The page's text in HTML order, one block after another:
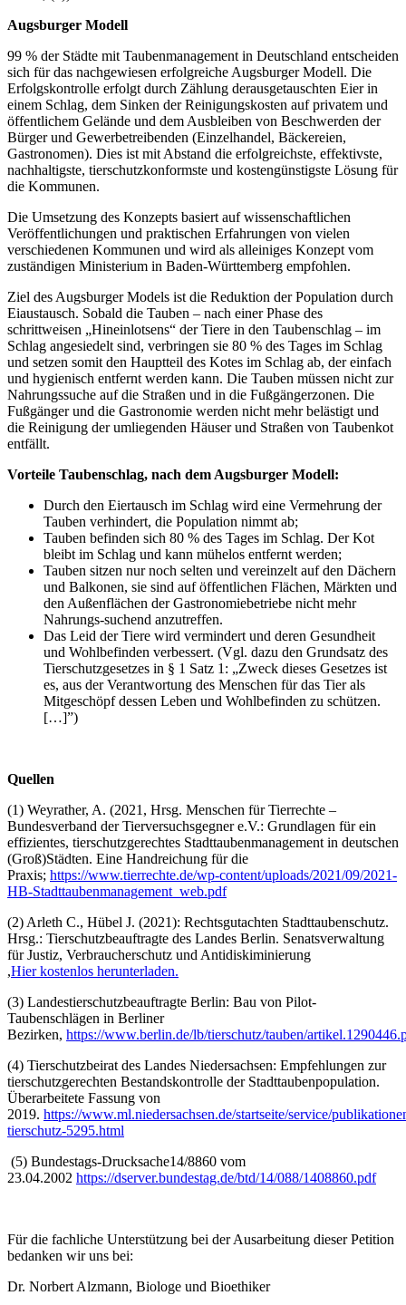
Augsburger Modell
99 % der Städte mit Taubenmanagement in Deutschland entscheiden
sich für das nachgewiesen erfolgreiche Augsburger Modell. Die
Erfolgskontrolle erfolgt durch Zählung derausgetauschten Eier in
einem Schlag, dem Sinken der Reinigungskosten auf privatem und
öffentlichem Gelände und dem Ausbleiben von Beschwerden der
Bürger und Gewerbetreibenden (Einzelhandel, Bäckereien,
Gastronomen). Dies ist mit Abstand die erfolgreichste, effektivste,
nachhaltigste, tierschutzkonformste und kostengünstigste Lösung für
die Kommunen.
Die Umsetzung des Konzepts basiert auf wissenschaftlichen
Veröffentlichungen und praktischen Erfahrungen von vielen
verschiedenen Kommunen und wird als alleiniges Konzept vom
zuständigen Ministerium in Baden-Württemberg empfohlen.
Ziel des Augsburger Models ist die Reduktion der Population durch
Eiaustausch. Sobald die Tauben – nach einer Phase des
schrittweisen „Hineinlotsens“ der Tiere in den Taubenschlag – im
Schlag angesiedelt sind, verbringen sie 80 % des Tages im Schlag
und setzen somit den Hauptteil des Kotes im Schlag ab, der einfach
und hygienisch entfernt werden kann. Die Tauben müssen nicht zur
Nahrungssuche auf die Straßen und in die Fußgängerzonen. Die
Fußgänger und die Gastronomie werden nicht mehr belästigt und
die Reinigung der umliegenden Häuser und Straßen von Taubenkot
entfällt.
Vorteile Taubenschlag, nach dem Augsburger Modell:
Durch den Eiertausch im Schlag wird eine Vermehrung der
Tauben verhindert, die Population nimmt ab;
Tauben befinden sich 80 % des Tages im Schlag. Der Kot
bleibt im Schlag und kann mühelos entfernt werden;
Tauben sitzen nur noch selten und vereinzelt auf den Dächern
und Balkonen, sie sind auf öffentlichen Flächen, Märkten und
den Außenflächen der Gastronomiebetriebe nicht mehr
Nahrungs-suchend anzutreffen.
Das Leid der Tiere wird vermindert und deren Gesundheit
und Wohlbefinden verbessert. (Vgl. dazu den Grundsatz des
Tierschutzgesetzes in § 1 Satz 1: „Zweck dieses Gesetzes ist
es, aus der Verantwortung des Menschen für das Tier als
Mitgeschöpf dessen Leben und Wohlbefinden zu schützen.
[…]”)
Quellen
(1) Weyrather, A. (2021, Hrsg. Menschen für Tierrechte –
Bundesverband der Tierversuchsgegner e.V.: Grundlagen für ein
effizientes, tierschutzgerechtes Stadttaubenmanagement in deutschen
(Groß)Städten. Eine Handreichung für die
Praxis; https://www.tierrechte.de/wp-content/uploads/2021/09/2021-
HB-Stadttaubenmanagement_web.pdf
(2) Arleth C., Hübel J. (2021): Rechtsgutachten Stadttaubenschutz.
Hrsg.: Tierschutzbeauftragte des Landes Berlin. Senatsverwaltung
für Justiz, Verbraucherschutz und Antidiskiminierung
,Hier kostenlos herunterladen.
(3) Landestierschutzbeauftragte Berlin: Bau von Pilot-
Taubenschlägen in Berliner
Bezirken, https://www.berlin.de/lb/tierschutz/tauben/
(4) Tierschutzbeirat des Landes Niedersachsen: Empfehlungen zur
tierschutzgerechten Bestandskontrolle der Stadttaubenpopulation.
Überarbeitete Fassung von
2019. https://www.ml.niedersachsen.de/startseite/service/
tierschutz-5295.html
(5) Bundestags-Drucksache14/8860 vom
23.04.2002 https://dserver.bundestag.de/btd/14/088/1408860.pdf
Für die fachliche Unterstützung bei der Ausarbeitung dieser Petition
bedanken wir uns bei:
Dr. Norbert Alzmann, Biologe und Bioethiker